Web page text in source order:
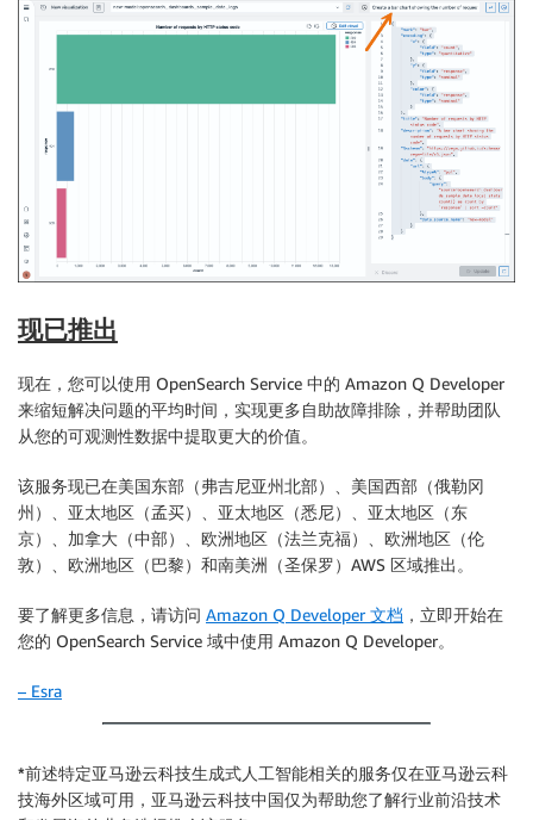
现已推出
现在，您可以使用 OpenSearch Service 中的 Amazon Q Developer
来缩短解决问题的平均时间，实现更多自助故障排除，并帮助团队
从您的可观测性数据中提取更大的价值。
该服务现已在美国东部（弗吉尼亚州北部）、美国西部（俄勒冈
州）、亚太地区（孟买）、亚太地区（悉尼）、亚太地区（东
京）、加拿大（中部）、欧洲地区（法兰克福）、欧洲地区（伦
敦）、欧洲地区（巴黎）和南美洲（圣保罗）AWS 区域推出。
要了解更多信息，请访问 Amazon Q Developer 文档 ，立即开始在
您的 OpenSearch Service 域中使用 Amazon Q Developer。
– Esra
*前述特定亚马逊云科技生成式人工智能相关的服务仅在亚马逊云科
技海外区域可用，亚马逊云科技中国仅为帮助您了解行业前沿技术